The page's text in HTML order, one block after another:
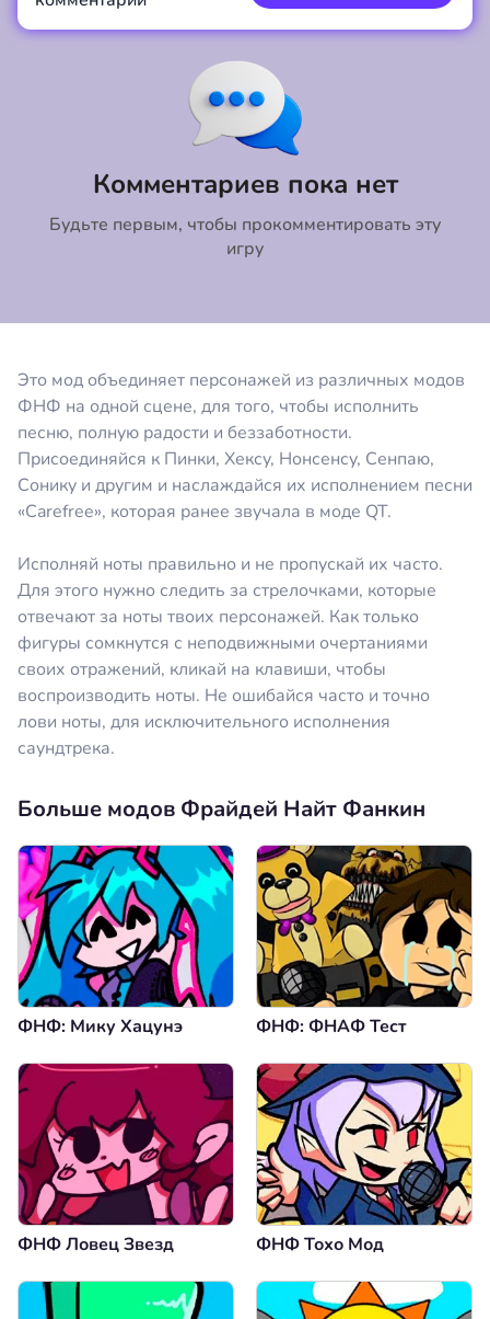
Это мод объединяет персонажей из различных модов
ФНФ на одной сцене, для того, чтобы исполнить
песню, полную радости и беззаботности.
Присоединяйся к Пинки, Хексу, Нонсенсу, Сенпаю,
Сонику и другим и наслаждайся их исполнением песни
«Carefree», которая ранее звучала в моде QT.
Исполняй ноты правильно и не пропускай их часто.
Для этого нужно следить за стрелочками, которые
отвечают за ноты твоих персонажей. Как только
фигуры сомкнутся с неподвижными очертаниями
своих отражений, кликай на клавиши, чтобы
воспроизводить ноты. Не ошибайся часто и точно
лови ноты, для исключительного исполнения
саундтрека.
Комментариев пока нет
Будьте первым, чтобы прокомментировать эту
игру
Коментировать
Больше модов Фрайдей Найт Фанкин
ФНФ: Мику Хацунэ ФНФ: ФНАФ Тест
ФНФ Ловец Звезд ФНФ Тохо Мод